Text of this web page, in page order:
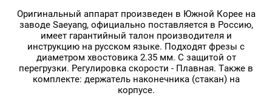
Оригинальный аппарат произведен в Южной Корее на
заводе Saeyang, официально поставляется в Россию,
имеет гарантийный талон производителя и
инструкцию на русском языке. Подходят фрезы с
диаметром хвостовика 2.35 мм. С защитой от
перегрузки. Регулировка скорости - Плавная. Также в
комплекте: держатель наконечника (стакан) на
корпусе.